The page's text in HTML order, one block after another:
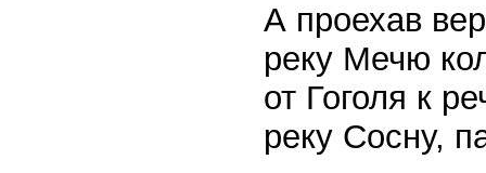
А проехав
реку Мечю
от Гоголя к
реку Сосну,